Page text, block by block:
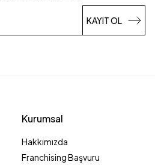
KAYIT OL
Kurumsal
Hakkımızda
Franchising Başvuru